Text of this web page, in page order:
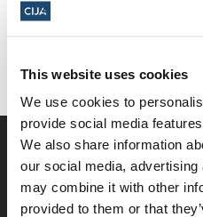
This website uses cookies
We use cookies to
provide social media
We also share information
our social media,
may combine it with other
provided to them or that
Facebook